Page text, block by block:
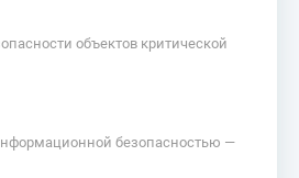
объектов критической
безопасностью —